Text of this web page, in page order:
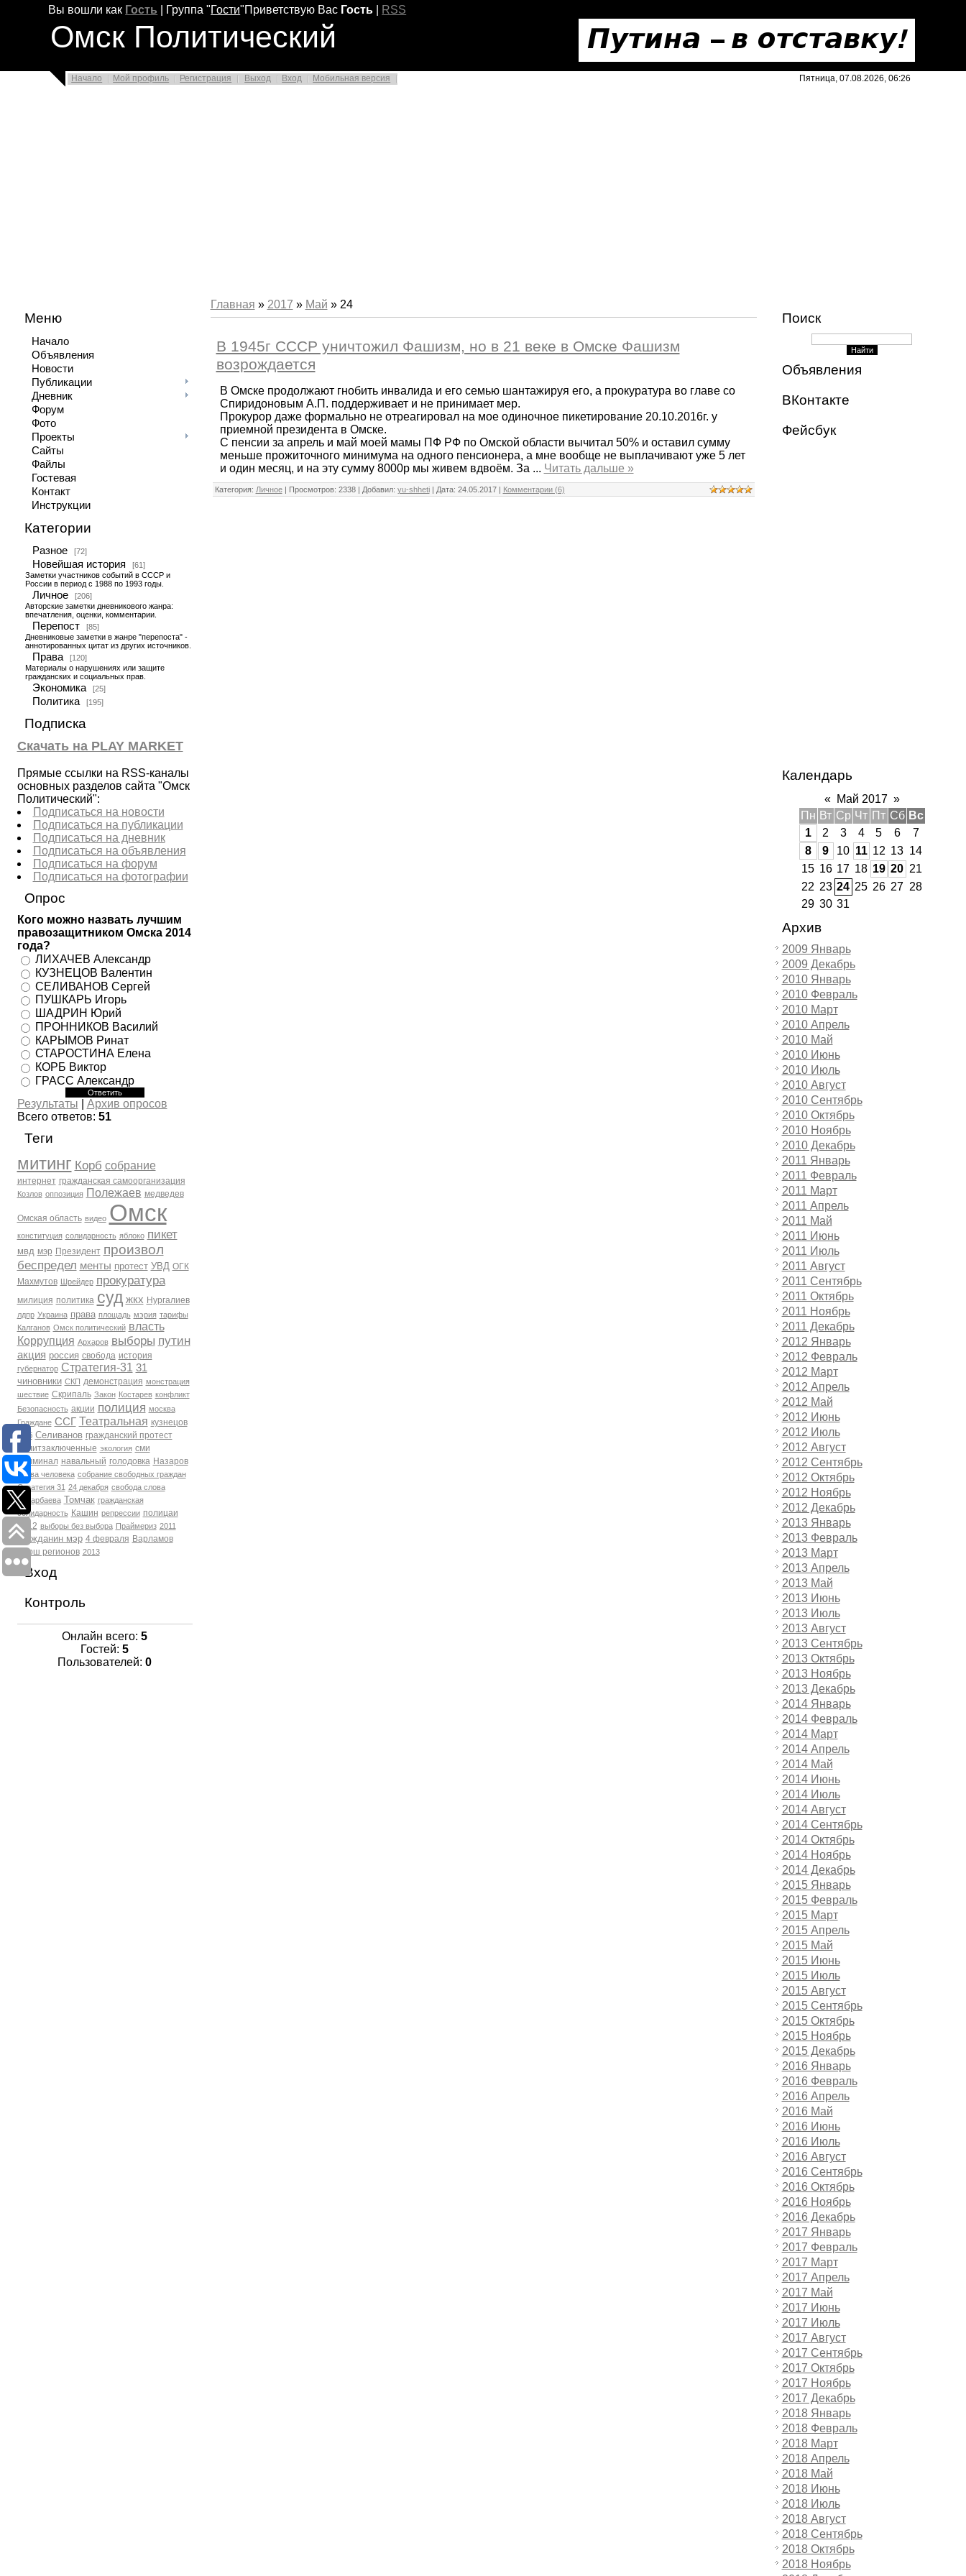
Вы вошли как Гость Группа "Гости"Приветствую Вас Гость RSS
Омск Политический
Начало Мой профиль Регистрация Выход Вход Мобильная версия Пятница, 07.08.2026, 06:26
Меню
Начало
Объявления
Новости
Публикации
Дневник
Форум
Фото
Проекты
Сайты
Файлы
Гостевая
Контакт
Инструкции
Категории
Разное [72]
Новейшая история
[61]
Заметки участников событий в СССР и
России в период с 1988 по 1993 годы.
Личное
[206]
Авторские заметки дневникового жанра:
впечатления, оценки, комментарии.
Перепост
[85]
Дневниковые заметки в жанре "перепоста" -
аннотированных цитат из других источников.
Права
[120]
Материалы о нарушениях или защите
гражданских и социальных прав.
Экономика [25]
Политика [195]
Подписка
Скачать на PLAY MARKET
Прямые ссылки на RSS-каналы
основных разделов сайта "Омск
Политический":
Подписаться на новости
Подписаться на публикации
Подписаться на дневник
Подписаться на объявления
Подписаться на форум
Подписаться на фотографии
Опрос
Кого можно назвать лучшим
правозащитником Омска 2014
года?
ЛИХАЧЕВ Александр
КУЗНЕЦОВ Валентин
СЕЛИВАНОВ Сергей
ПУШКАРЬ Игорь
ШАДРИН Юрий
ПРОННИКОВ Василий
КАРЫМОВ Ринат
СТАРОСТИНА Елена
КОРБ Виктор
ГРАСС Александр
Результаты
Архив опросов
Всего ответов: 51
Теги
митинг Корб собрание
интернет гражданская самоорганизация
Козлов оппозиция Полежаев медведев
Омская область видео Омск
конституция солидарность яблоко пикет
мвд мэр Президент произвол
беспредел менты протест УВД ОГК
Махмутов Шрейдер прокуратура
милиция политика суд жкх Нургалиев
лдпр Украина права площадь мэрия тарифы
Калганов Омск политический власть
Коррупция Архаров выборы путин
акция россия свобода история
губернатор Стратегия-31 31
чиновники СКП демонстрация монстрация
шествие Скрипаль Закон Костарев конфликт
Безопасность акции полиция москва
Граждане ССГ Театральная кузнецов
фсб Селиванов гражданский протест
политзаключенные экология сми
Криминал навальный голодовка Назаров
права человека собрание свободных граждан
Стратегия 31 24 декабря свобода слова
Бухарбаева Томчак гражданская
солидарность Кашин репрессии полицаи
2012 выборы без выбора Праймериз 2011
гражданин мэр 4 февраля Варламов
марш регионов 2013
Вход
Контроль
Онлайн всего: 5
Гостей: 5
Пользователей: 0
Главная » 2017 » Май » 24
В 1945г СССР уничтожил Фашизм, но в 21 веке в Омске Фашизм
возрождается
В Омске продолжают гнобить инвалида и его семью шантажируя его, а прокуратура во главе со
Спиридоновым А.П. поддерживает и не принимает мер.
Прокурор даже формально не отреагировал на мое одиночное пикетирование 20.10.2016г. у
приемной президента в Омске.
С пенсии за апрель и май моей мамы ПФ РФ по Омской области вычитал 50% и оставил сумму
меньше прожиточного минимума на одного пенсионера, а мне вообще не выплачивают уже 5 лет
и один месяц, и на эту сумму 8000р мы живем вдвоём. За ... Читать дальше »
Категория: Личное| Просмотров: 2338 | Добавил: yu-shheti| Дата: 24.05.2017| Комментарии (6)
Поиск
Объявления
ВКонтакте
Фейсбук
Календарь
« Май 2017 »
Пн Вт Ср Чт Пт Сб Вс
1
2 3 4 5 6
7
8
9 10 11 12 13 14
15 16 17 18 19 20 21
22 23 24 25 26 27 28
29 30 31
Архив
2009 Январь
2009 Декабрь
2010 Январь
2010 Февраль
2010 Март
2010 Апрель
2010 Май
2010 Июнь
2010 Июль
2010 Август
2010 Сентябрь
2010 Октябрь
2010 Ноябрь
2010 Декабрь
2011 Январь
2011 Февраль
2011 Март
2011 Апрель
2011 Май
2011 Июнь
2011 Июль
2011 Август
2011 Сентябрь
2011 Октябрь
2011 Ноябрь
2011 Декабрь
2012 Январь
2012 Февраль
2012 Март
2012 Апрель
2012 Май
2012 Июнь
2012 Июль
2012 Август
2012 Сентябрь
2012 Октябрь
2012 Ноябрь
2012 Декабрь
2013 Январь
2013 Февраль
2013 Март
2013 Апрель
2013 Май
2013 Июнь
2013 Июль
2013 Август
2013 Сентябрь
2013 Октябрь
2013 Ноябрь
2013 Декабрь
2014 Январь
2014 Февраль
2014 Март
2014 Апрель
2014 Май
2014 Июнь
2014 Июль
2014 Август
2014 Сентябрь
2014 Октябрь
2014 Ноябрь
2014 Декабрь
2015 Январь
2015 Февраль
2015 Март
2015 Апрель
2015 Май
2015 Июнь
2015 Июль
2015 Август
2015 Сентябрь
2015 Октябрь
2015 Ноябрь
2015 Декабрь
2016 Январь
2016 Февраль
2016 Апрель
2016 Май
2016 Июнь
2016 Июль
2016 Август
2016 Сентябрь
2016 Октябрь
2016 Ноябрь
2016 Декабрь
2017 Январь
2017 Февраль
2017 Март
2017 Апрель
2017 Май
2017 Июнь
2017 Июль
2017 Август
2017 Сентябрь
2017 Октябрь
2017 Ноябрь
2017 Декабрь
2018 Январь
2018 Февраль
2018 Март
2018 Апрель
2018 Май
2018 Июнь
2018 Июль
2018 Август
2018 Сентябрь
2018 Октябрь
2018 Ноябрь